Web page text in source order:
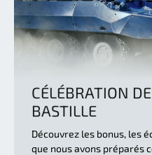
CÉLÉBRATION
BASTILLE
Découvrez les bonus, les
que nous avons préparés